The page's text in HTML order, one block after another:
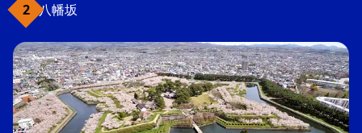
八幡坂